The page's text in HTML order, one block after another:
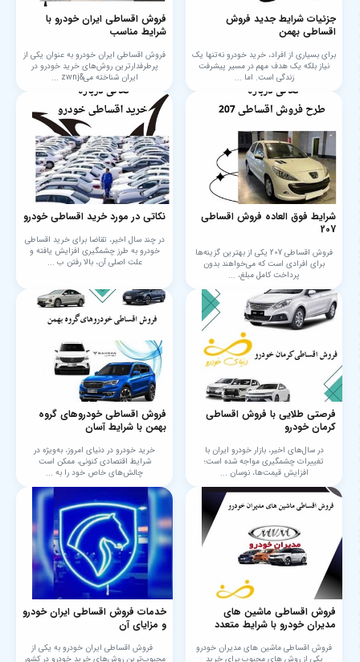
جزئیات شرایط جدید فروش
اقساطی بهمن
برای بسیاری از افراد، خرید خودرو نه‌تنها یک
نیاز بلکه یک هدف مهم در مسیر پیشرفت
زندگی است. اما ...
فروش اقساطی ایران خودرو با
شرایط مناسب
فروش اقساطی ایران خودرو به عنوان یکی از
پرطرفدارترین روش‌های خرید خودرو در
ایران شناخته می&zwnj ...
شرایط فوق العاده فروش اقساطی
207
فروش اقساطی 207 یکی از بهترین گزینه‌ها
برای افرادی است که می‌خواهند بدون
پرداخت کامل مبلغ، ...
نکاتی در مورد خرید اقساطی خودرو
در چند سال اخیر، تقاضا برای خرید اقساطی
خودرو به طرز چشمگیری افزایش یافته و
علت اصلی آن، بالا رفتن ب ...
فرصتی طلایی با فروش اقساطی
کرمان خودرو
در سال‌های اخیر، بازار خودرو ایران با
تغییرات چشمگیری مواجه شده است؛
افزایش قیمت‌ها، نوسان ...
فروش اقساطی خودروهای گروه
بهمن با شرایط آسان
خرید خودرو در دنیای امروز، به‌ویژه در
شرایط اقتصادی کنونی، ممکن است
چالش‌های خاص خود را به ...
فروش اقساطی ماشین های
مدیران خودرو با شرایط متعدد
فروش اقساطی ماشین های مدیران خودرو
یکی از روش های محبوب برای خرید
خدمات فروش اقساطی ایران خودرو
و مزایای آن
فروش اقساطی ایران خودرو به یکی از
محبوب‌ترین روش‌های خرید خودرو در کشور